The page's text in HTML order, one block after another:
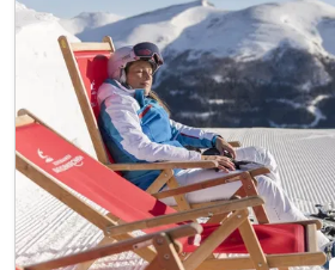
inkl. Nutzung des Fitnessraumes
inkl. Informationen & Ausflugstipps
inkl. W-LAN Nutzung & Parkplatz vor
Tipp: Wandertrails
Tipp: Badespaß am Millstätter See